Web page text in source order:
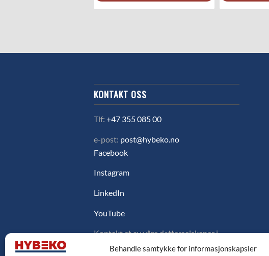
Behandle samtykke for informasjonskapsler
KONTAKT OSS
Tlf:+47 355 085 00
e-post: post@hybeko.no
Facebook
Instagram
LinkedIn
YouTube
Kontakt et av våre datterselskaper i
Sverige, Danmark eller Finland ved å